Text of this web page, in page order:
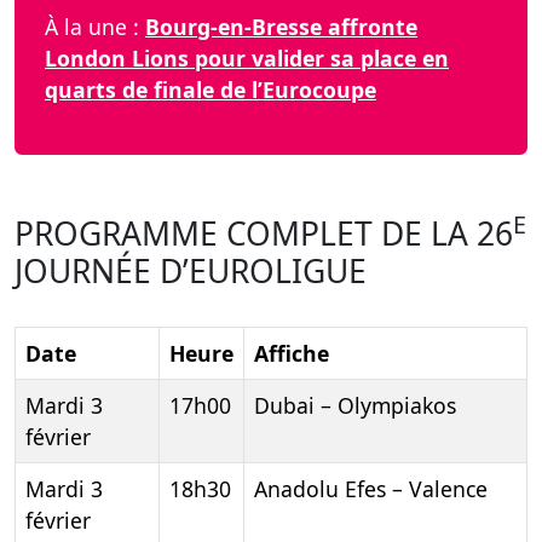
À la une : Bourg-en-Bresse affronte
London Lions pour valider sa place en
quarts de finale de l’Eurocoupe
PROGRAMME COMPLET DE LA 26E
JOURNÉE D’EUROLIGUE
Date Heure
Affiche
Mardi 3
février
17h00 Dubai – Olympiakos
Mardi 3
février
18h30 Anadolu Efes – Valence